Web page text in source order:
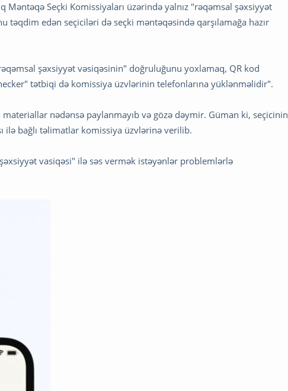
Məntəqə Seçki Komissiyaları üzərində yalnız "rəqəmsal şəxsiyyət
təqdim edən seçiciləri də seçki məntəqəsində qarşılamağa hazır
şəxsiyyət vəsiqəsinin" doğruluğunu yoxlamaq, QR kod
tətbiqi də komissiya üzvlərinin telefonlarına yüklənməlidir".
nədənsə paylanmayıb və gözə dəymir. Güman ki, seçicinin
ilə bağlı təlimatlar komissiya üzvlərinə verilib.
vasiqəsi" ilə səs vermək istəyənlər problemlərlə